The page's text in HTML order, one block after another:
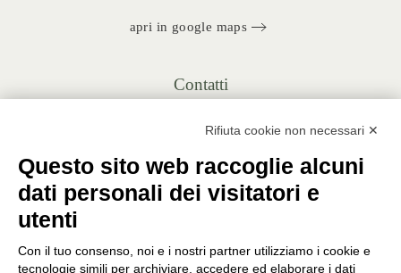
apri in google maps
Contatti
+39 0343 20430
INFO@PUNTOVERDEPRATA.IT
ORDINI@PUNTOVERDEPRATA.IT
Rifiuta cookie non necessari ✕
Questo sito web raccoglie alcuni
dati personali dei visitatori e
utenti
Con il tuo consenso, noi e i nostri partner utilizziamo i cookie e
tecnologie simili per archiviare, accedere ed elaborare i dati